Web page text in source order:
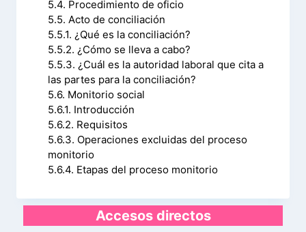
5.4. Procedimiento de oficio
5.5. Acto de conciliación
5.5.1. ¿Qué es la conciliación?
5.5.2. ¿Cómo se lleva a cabo?
5.5.3. ¿Cuál es la autoridad laboral que cita a
las partes para la conciliación?
5.6. Monitorio social
5.6.1. Introducción
5.6.2. Requisitos
5.6.3. Operaciones excluidas del proceso
monitorio
5.6.4. Etapas del proceso monitorio
Accesos directos